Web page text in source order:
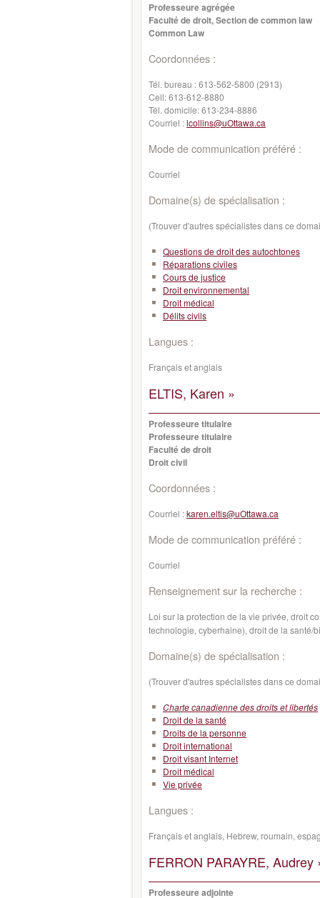
Professeure agrégée
Faculté de droit, Section de common law
Common Law
Coordonnées :
Tél. bureau :613-562-5800 (2913)
Cell:613-612-8880
Tél. domicile:613-234-8886
Courriel :lcollins@uOttawa.ca
Mode de communication préféré :
Courriel
Domaine(s) de spécialisation :
(Trouver d'autres spécialistes dans ce
Questions de droit des autochtones
Réparations civiles
Cours de justice
Droit environnemental
Droit médical
Délits civils
Langues :
Français et anglais
ELTIS, Karen »
Professeure titulaire
Professeure titulaire
Faculté de droit
Droit civil
Coordonnées :
Courriel :karen.eltis@uOttawa.ca
Mode de communication préféré :
Courriel
Renseignement sur la recherche :
Loi sur la protection de la vie privée, droit
technologie, cyberhaine), droit de la santé/
Domaine(s) de spécialisation :
(Trouver d'autres spécialistes dans ce
Charte canadienne des droits et libertés
Droit de la santé
Droits de la personne
Droit international
Droit visant Internet
Droit médical
Vie privée
Langues :
Français et anglais, Hebrew, roumain,
FERRON PARAYRE, Audrey
Professeure adjointe